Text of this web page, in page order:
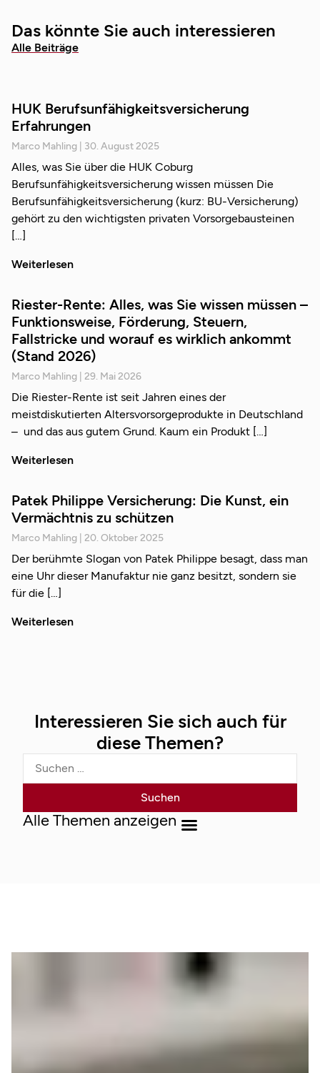
Das könnte Sie auch interessieren
Alle Beiträge
HUK Berufsunfähigkeitsversicherung
Erfahrungen
Marco Mahling 30. August 2025
Alles, was Sie über die HUK Coburg
Berufsunfähigkeitsversicherung wissen müssen Die
Berufsunfähigkeitsversicherung (kurz: BU-Versicherung)
gehört zu den wichtigsten privaten Vorsorgebausteinen
Weiterlesen
Riester-Rente: Alles, was Sie wissen müssen –
Funktionsweise, Förderung, Steuern,
Fallstricke und worauf es wirklich ankommt
(Stand 2026)
Marco Mahling 29. Mai 2026
Die Riester-Rente ist seit Jahren eines der
meistdiskutierten Altersvorsorgeprodukte in Deutschland
– und das aus gutem Grund. Kaum ein Produkt
Weiterlesen
Patek Philippe Versicherung: Die Kunst, ein
Vermächtnis zu schützen
Marco Mahling 20. Oktober 2025
Der berühmte Slogan von Patek Philippe besagt, dass man
eine Uhr dieser Manufaktur nie ganz besitzt, sondern sie
für die
Weiterlesen
Interessieren Sie sich auch für
diese Themen?
Alle Themen anzeigen